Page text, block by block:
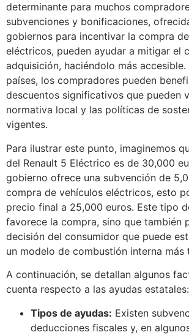
determinante para muchos
subvenciones y bonificaciones,
gobiernos para incentivar la compra
eléctricos, pueden ayudar a mitigar el
adquisición, haciéndolo más accesible.
países, los compradores pueden
descuentos significativos que pueden
normativa local y las políticas de
vigentes.
Para ilustrar este punto, imaginemos
del Renault 5 Eléctrico es de 30,000
gobierno ofrece una subvención de
compra de vehículos eléctricos, esto
precio final a 25,000 euros. Este tipo
favorece la compra, sino que también
decisión del consumidor que puede
un modelo de combustión interna más
A continuación, se detallan algunos
cuenta respecto a las ayudas estatales:
Tipos de ayudas: Existen
deducciones fiscales y, en